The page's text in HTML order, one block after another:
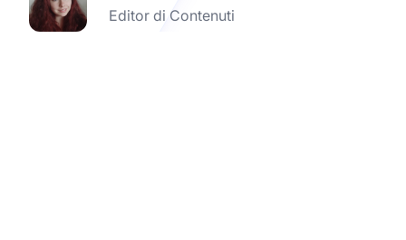
Editor di Contenuti